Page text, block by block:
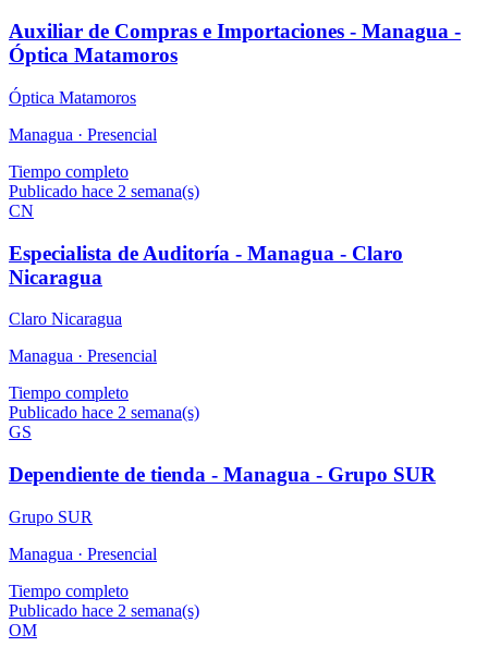
Auxiliar de Compras e Importaciones - Managua -
Óptica Matamoros
Óptica Matamoros
Managua · Presencial
Tiempo completo
Publicado hace 2 semana(s)
CN
Especialista de Auditoría - Managua - Claro
Nicaragua
Claro Nicaragua
Managua · Presencial
Tiempo completo
Publicado hace 2 semana(s)
GS
Dependiente de tienda - Managua - Grupo SUR
Grupo SUR
Managua · Presencial
Tiempo completo
Publicado hace 2 semana(s)
OM